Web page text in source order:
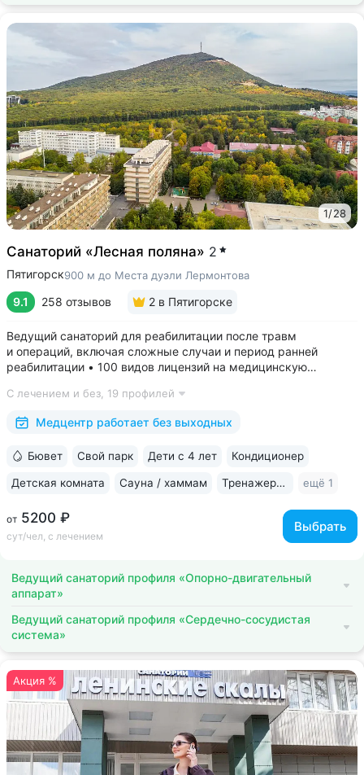
1/28
Санаторий «Лесная поляна» 2
Пятигорск900 м до Места дуэли Лермонтова
9.1 258 отзывов 2 в Пятигорске
Ведущий санаторий для реабилитации после травм
и операций, включая сложные случаи и период ранней
реабилитации • 100 видов лицензий на медицинскую
Доступная среда для гостей на колясках: в номерах,
на территории, в столовой • Расположен...
С лечением и без, 19 профилей
Медцентр работает без выходных
от 5200 ₽
сут/чел, с лечением
Выбрать
Бювет Свой парк Дети с 4 лет Кондиционер
Детская комната Сауна / хаммам Тренажерный зал ещё 1
Ведущий санаторий профиля «Опорно-двигательный
аппарат»
Ведущий санаторий профиля «Сердечно-сосудистая
система»
Акция %